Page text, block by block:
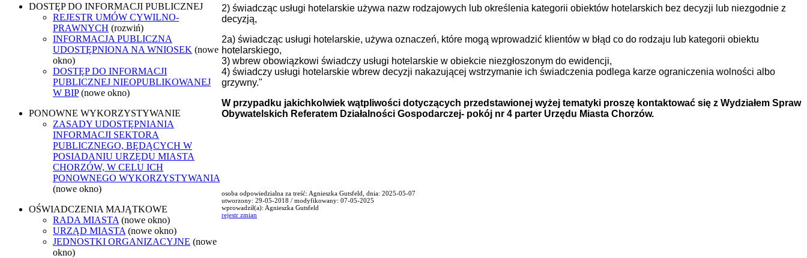
DOSTĘP DO INFORMACJI PUBLICZNEJ
REJESTR UMÓW CYWILNO-
PRAWNYCH (rozwiń)
INFORMACJA PUBLICZNA
UDOSTĘPNIONA NA WNIOSEK (nowe
okno)
DOSTĘP DO INFORMACJI
PUBLICZNEJ NIEOPUBLIKOWANEJ
W BIP (nowe okno)
PONOWNE WYKORZYSTYWANIE
ZASADY UDOSTĘPNIANIA
INFORMACJI SEKTORA
PUBLICZNEGO, BĘDĄCYCH W
POSIADANIU URZĘDU MIASTA
CHORZÓW, W CELU ICH
PONOWNEGO WYKORZYSTYWANIA
(nowe okno)
OŚWIADCZENIA MAJĄTKOWE
RADA MIASTA (nowe okno)
URZĄD MIASTA (nowe okno)
JEDNOSTKI ORGANIZACYJNE (nowe
okno)
2) świadcząc usługi hotelarskie używa nazw rodzajowych lub określenia kategorii obiektów hotelarskich bez decyzji lub niezgodnie z
decyzją,
2a) świadcząc usługi hotelarskie, używa oznaczeń, które mogą wprowadzić klientów w błąd co do rodzaju lub kategorii obiektu
hotelarskiego,
3) wbrew obowiązkowi świadczy usługi hotelarskie w obiekcie niezgłoszonym do ewidencji,
4) świadczy usługi hotelarskie wbrew decyzji nakazującej wstrzymanie ich świadczenia podlega karze ograniczenia wolności albo
grzywny."
W przypadku jakichkolwiek wątpliwości dotyczących przedstawionej wyżej tematyki proszę kontaktować się z Wydziałem Spraw
Obywatelskich Referatem Działalności Gospodarczej- pokój nr 4 parter Urzędu Miasta Chorzów.
osoba odpowiedzialna za treść: Agnieszka Gutsfeld, dnia: 2025-05-07
utworzony: 29-05-2018 / modyfikowany: 07-05-2025
wprowadził(a): Agnieszka Gutsfeld
rejestr zmian